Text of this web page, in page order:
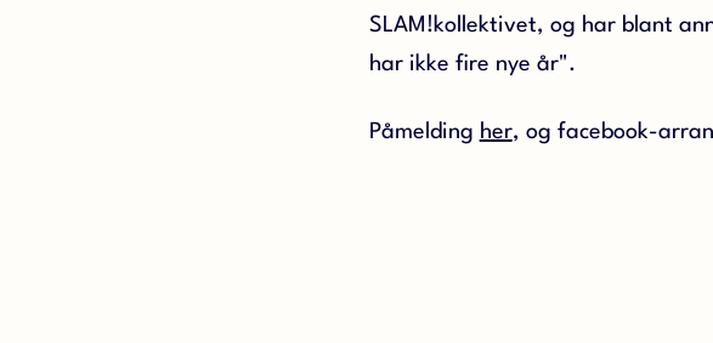
SLAM!kollektivet, og har blant
har ikke fire nye år".
Påmelding her, og facebook-